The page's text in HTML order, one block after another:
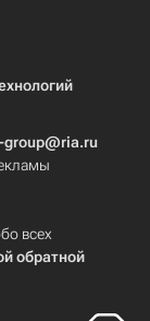
всех
обратной